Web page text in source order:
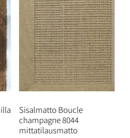
Sisalmatto Boucle
champagne 8044
mittatilausmatto